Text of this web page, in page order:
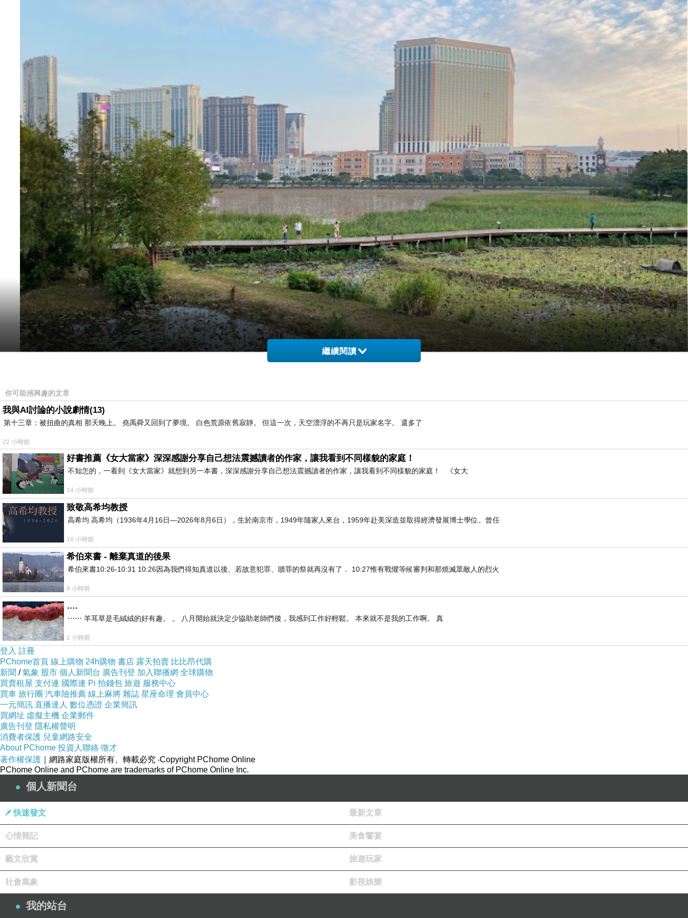
繼續閱讀
你可能感興趣的文章
我與AI討論的小說劇情(13)
第十三章：被扭曲的真相 那天晚上。 堯禹舜又回到了夢境。 白色荒原依舊寂靜。 但這一次，天空漂浮的不再只是玩家名字。 還多了
22 小時前
好書推薦《女大當家》深深感謝分享自己想法震撼讀者的作家，讓我看到不同樣貌的家庭！
不知怎的，一看到《女大當家》就想到另一本書，深深感謝分享自己想法震撼讀者的作家，讓我看到不同樣貌的家庭！ 《女大
14 小時前
致敬高希均教授
高希均 高希均（1936年4月16日—2026年8月6日），生於南京市，1949年隨家人來台，1959年赴美深造並取得經濟發展博士學位。曾任
10 小時前
希伯來書 - 離棄真道的後果
希伯來書10:26-10:31 10:26因為我們得知真道以後、若故意犯罪、贖罪的祭就再沒有了． 10:27惟有戰懼等候審判和那燒滅眾敵人的烈火
8 小時前
….
⋯⋯ 羊耳草是毛絨絨的好有趣。 。 八月開始就決定少協助老師們後，我感到工作好輕鬆。 本來就不是我的工作啊。 真
2 小時前
登入 註冊
PChome首頁 線上購物 24h購物 書店 露天拍賣 比比昂代購
新聞 /氣象 股市 個人新聞台 廣告刊登 加入聯播網 全球購物
買賣租屋 支付連 國際連 Pi 拍錢包 旅遊 服務中心
買車 旅行團 汽車險推薦 線上麻將 雜誌 星座命理 會員中心
一元簡訊 直播達人 數位憑證 企業簡訊
買網址 虛擬主機 企業郵件
廣告刊登 隱私權聲明
消費者保護 兒童網路安全
About PChome 投資人聯絡 徵才
著作權保護 ｜網路家庭版權所有、轉載必究 ‧Copyright PChome Online
PChome Online and PChome are trademarks of PChome Online Inc.
個人新聞台
快速發文 最新文章
心情雜記 美食饗宴
藝文欣賞 旅遊玩家
社會萬象 影視娛樂
我的站台